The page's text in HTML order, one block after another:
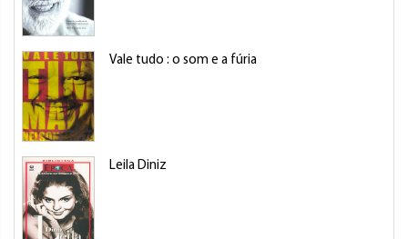
Vale tudo : o som e a fúria
Leila Diniz